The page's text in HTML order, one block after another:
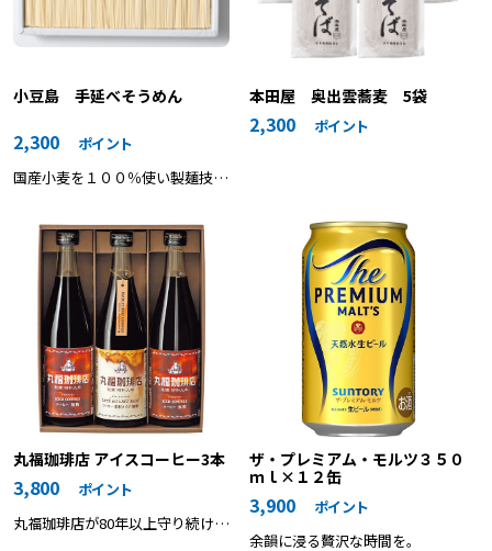
小豆島 手延べそうめん
2,300
ポイント
国産小麦を１００％使い製麺技能
麺です。長時間熟成で旨みを凝縮
しました。
本田屋 奥出雲蕎麦 5袋
2,300 ポイント
丸福珈琲店 アイスコーヒー3本
3,800
ポイント
丸福珈琲店が80年以上守り続ける
ザ・プレミアム・モルツ３５０
ｍｌ×１２缶
3,900
ポイント
余韻に浸る贅沢な時間を。